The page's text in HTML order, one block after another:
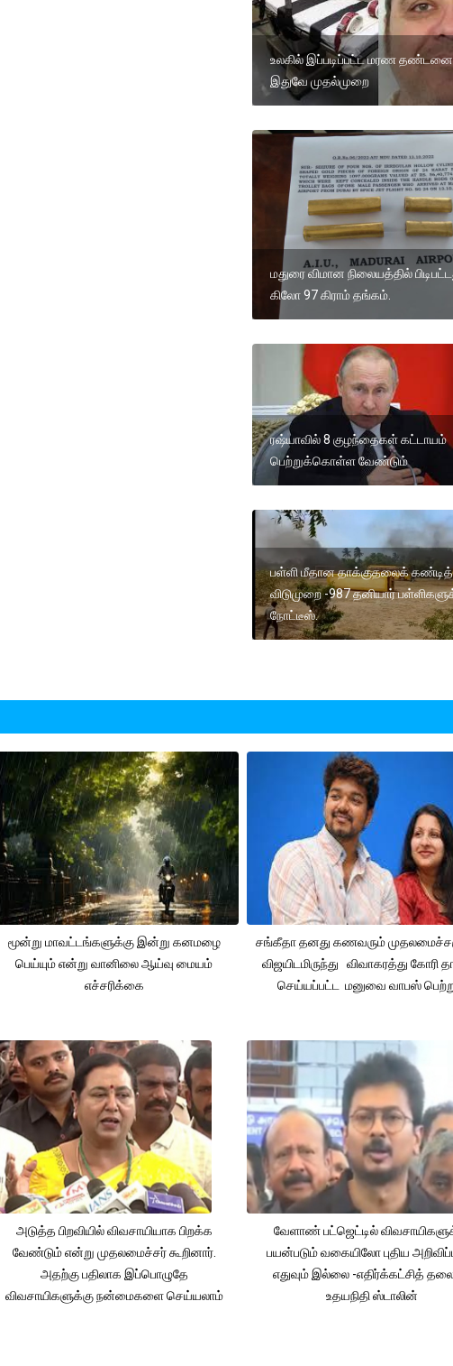
உலகில் இப்படிப்பட்ட மரண தண்டனை
இதுவே முதல்முறை
மதுரை விமான நிலையத்தில்
கிலோ 97 கிராம் தங்கம்.
ரஷ்யாவில் 8 குழந்தைகள் கட்டாயம்
பெற்றுக்கொள்ள வேண்டும்
பள்ளி மீதான தாக்குதலைக்
விடுமுறை -987 தனியார்
நோட்டீஸ்.
மூன்று மாவட்டங்களுக்கு இன்று கனமழை
பெய்யும் என்று வானிலை ஆய்வு மையம்
எச்சரிக்கை
சங்கீதா தனது கணவரும்
விஜயிடமிருந்து விவாகரத்து கோரி
செய்யப்பட்ட மனுவை வாபஸ்
அடுத்த பிறவியில் விவசாயியாக பிறக்க
வேண்டும் என்று முதலமைச்சர் கூறினார்.
அதற்கு பதிலாக இப்பொழுதே
விவசாயிகளுக்கு நன்மைகளை செய்யலாம்
வேளாண் பட்ஜெட்டில்
பயன்படும் வகையிலோ புதிய
எதுவும் இல்லை -எதிர்க்கட்சித்
உதயநிதி ஸ்டாலின்